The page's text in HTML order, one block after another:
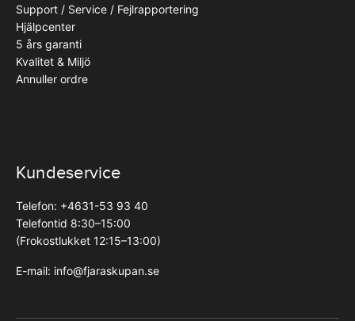
Support / Service / Fejlrapportering
Hjälpcenter
5 års garanti
Kvalitet & Miljö
Annuller ordre
Kundeservice
Telefon: +4631-53 93 40
Telefontid 8:30–15:00
(Frokostlukket 12:15–13:00)
E-mail: info@fjaraskupan.se